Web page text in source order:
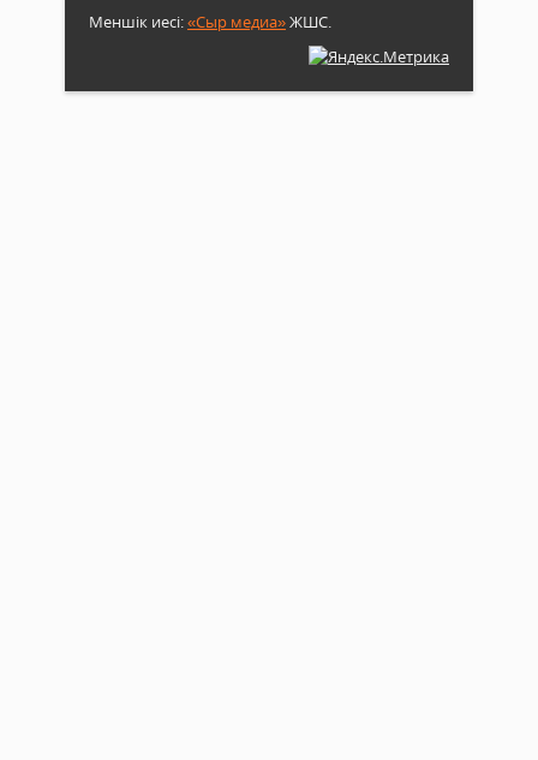
Меншік иесі:«Сыр медиа»ЖШС.